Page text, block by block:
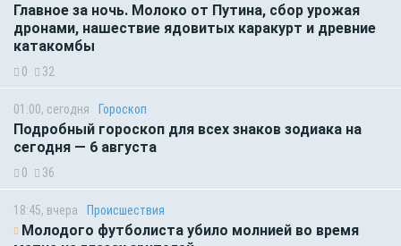
Главное за ночь. Молоко от Путина, сбор урожая
дронами, нашествие ядовитых каракурт и древние
катакомбы
0 32
01:00, сегодня Гороскоп
Подробный гороскоп для всех знаков зодиака на
сегодня — 6 августа
0 36
18:45, вчера Происшествия
Молодого футболиста убило молнией во время